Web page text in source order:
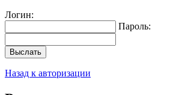
Логин:
Пароль:
Выслать
Назад к авторизации